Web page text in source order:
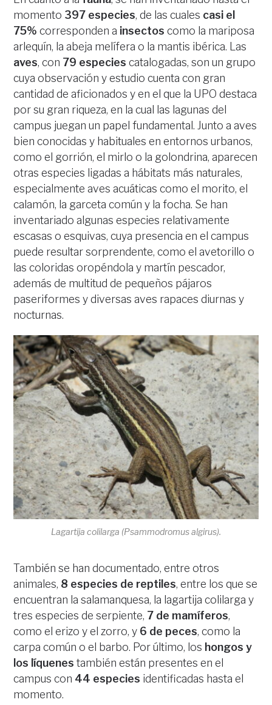
momento 397 especies, de las cuales casi el
75% corresponden a insectoscomo la mariposa
arlequín, la abeja melífera o la mantis ibérica. Las
aves, con 79 especies catalogadas, son un grupo
cuya observación y estudio cuenta con gran
cantidad de aficionados y en el que la UPO destaca
por su gran riqueza, en la cual las lagunas del
campus juegan un papel fundamental. Junto a aves
bien conocidas y habituales en entornos urbanos,
como el gorrión, el mirlo o la golondrina, aparecen
otras especies ligadas a hábitats más naturales,
especialmente aves acuáticas como el morito, el
calamón, la garceta común y la focha. Se han
inventariado algunas especies relativamente
escasas o esquivas, cuya presencia en el campus
puede resultar sorprendente, como el avetorillo o
las coloridas oropéndola y martín pescador,
además de multitud de pequeños pájaros
paseriformes y diversas aves rapaces diurnas y
nocturnas.
Lagartija colilarga (Psammodromus algirus).
También se han documentado, entre otros
animales, 8 especies de reptiles, entre los que se
encuentran la salamanquesa, la lagartija colilarga y
tres especies de serpiente, 7 de mamíferos,
como el erizo y el zorro, y 6 de peces, como la
carpa común o el barbo. Por último, los hongos y
los líquenes también están presentes en el
campus con 44 especies identificadas hasta el
momento.